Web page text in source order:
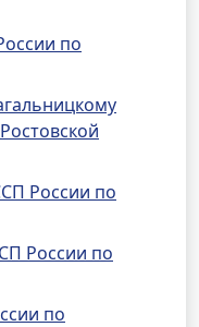
по
России по
России по
по